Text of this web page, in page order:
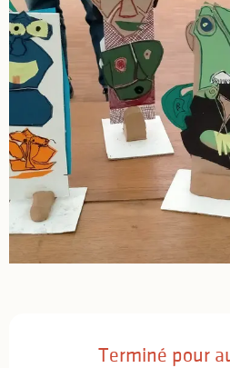
Terminé pour